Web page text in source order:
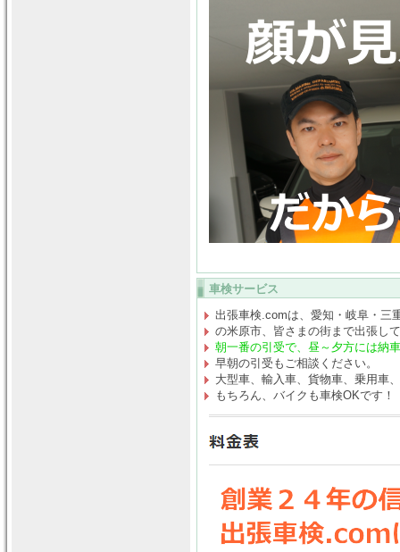
車検サービス
出張車検.comは、愛知・岐阜・三
の米原市、皆さまの街まで出張し
朝一番の引受で、昼～夕方には納車
早朝の引受もご相談ください。
大型車、輸入車、貨物車、乗用車
もちろん、バイクも車検OKです！